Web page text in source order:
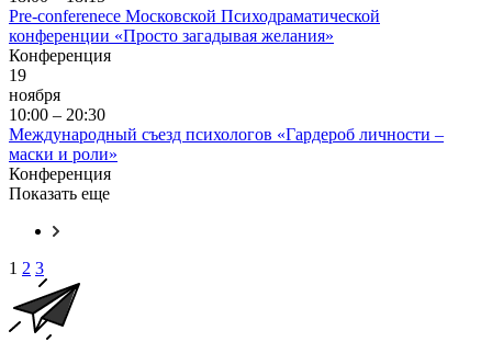
Pre-conferenece Московской Психодраматической
конференции «Просто загадывая желания»
Конференция
19
ноября
10:00 – 20:30
Международный съезд психологов «Гардероб личности –
маски и роли»
Конференция
Показать еще
1 2 3